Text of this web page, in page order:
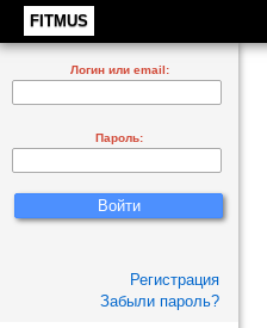
FITMUS
Логин или email:
Пароль:
Регистрация
Забыли пароль?